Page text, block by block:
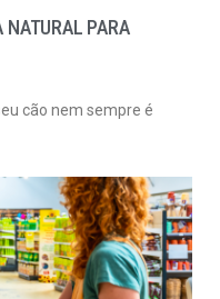
NATURAL PARA
cão nem sempre é